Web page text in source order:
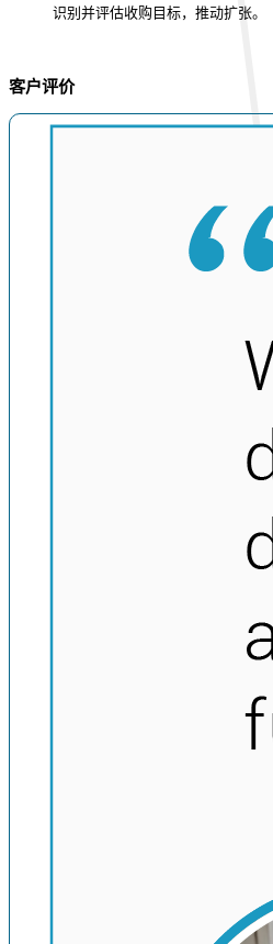
识别并评估收购目标，推动扩张。
客户评价